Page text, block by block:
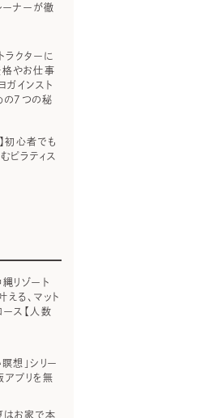
ーナーが徹
ラクターに
格やお仕事
ガインスト
の7つの秘
初心者でも
ピラティス
リゾート
る、マット
ース【人数
想」シリー
アプリを無
はお家で本